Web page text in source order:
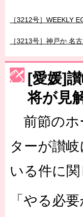
［3214号］WEST制覇
［3215号］WEEKLY
［3216号］行く末占う
［3219号］特別な覇
［3220号］伝説の王者
[愛媛]
将が見
前節のホ
ターが讃
いる件に
「やる必